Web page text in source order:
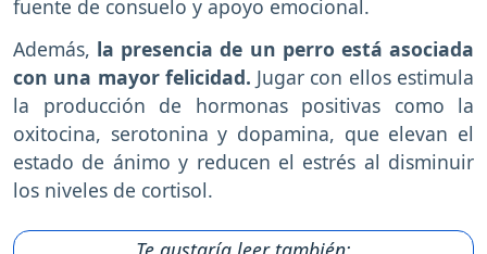
fuente de consuelo y apoyo emocional.
Además, la presencia de un perro está asociada
con una mayor felicidad. Jugar con ellos estimula
la producción de hormonas positivas como la
oxitocina, serotonina y dopamina, que elevan el
estado de ánimo y reducen el estrés al disminuir
los niveles de cortisol.